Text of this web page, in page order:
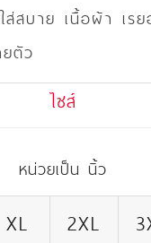
ส่สบาย เนื้อผ้า เร
ตัว
ไซส์
หน่วยเป็น นิ้ว
XL 2XL